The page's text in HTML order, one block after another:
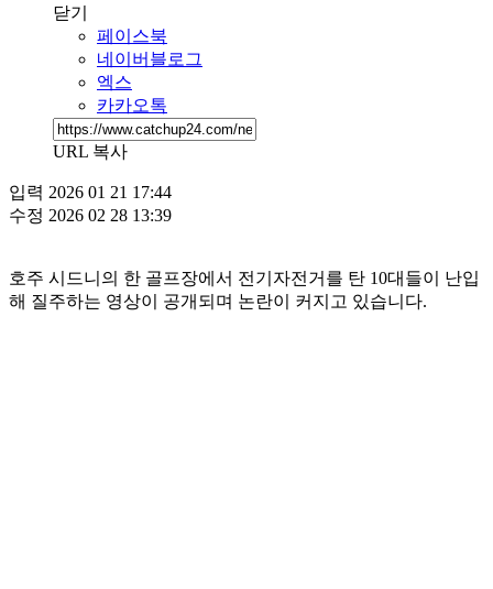
닫기
페이스북
네이버블로그
엑스
카카오톡
URL 복사
입력 2026 01 21 17:44
수정 2026 02 28 13:39
호주 시드니의 한 골프장에서 전기자전거를 탄 10대들이 난입
해 질주하는 영상이 공개되며 논란이 커지고 있습니다.